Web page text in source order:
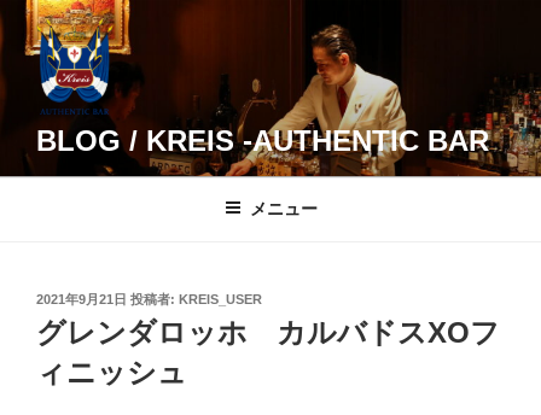
コ
BLOG / KREIS -AUTHENTIC BAR
メニュー
投
日:
2021年9月21日 投稿者: KREIS_USER
グレンダロッホ カルバドスXOフ
ィニッシュ